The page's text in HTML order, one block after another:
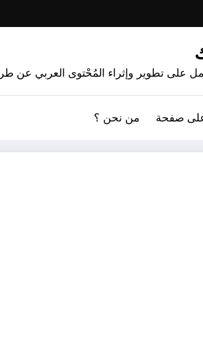
على تطوير وإثراء المُحْتوى العربي عن
صفحة من نحن ؟